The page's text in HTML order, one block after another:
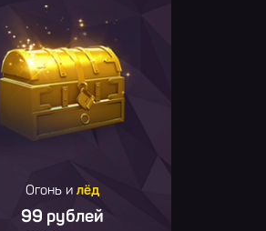
Огонь и лёд
99 рублей